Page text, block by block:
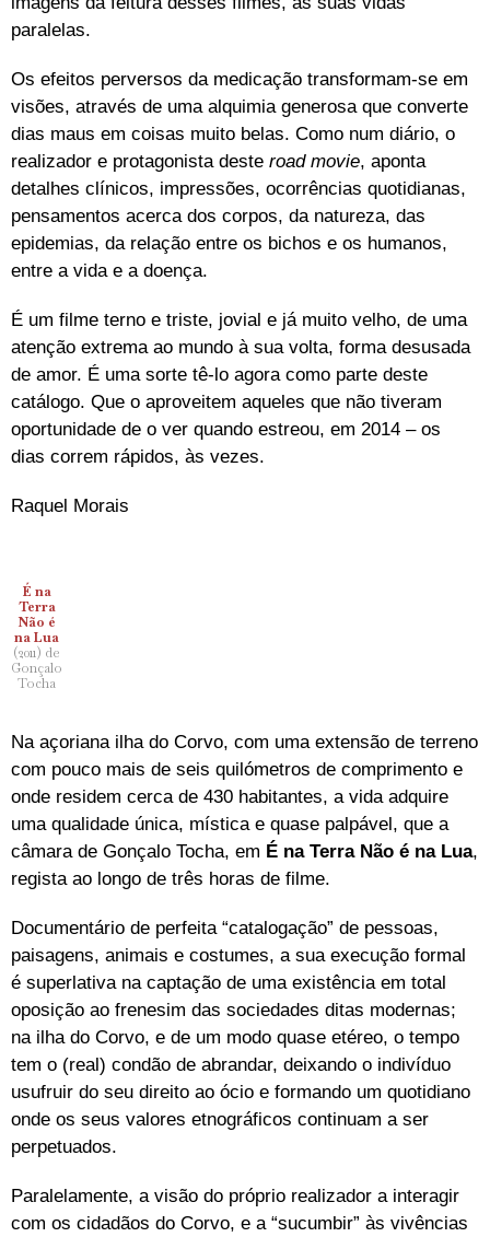
paralelas.
Os efeitos perversos da medicação transformam-se em
visões, através de uma alquimia generosa que converte
dias maus em coisas muito belas. Como num diário, o
realizador e protagonista deste road movie, aponta
detalhes clínicos, impressões, ocorrências quotidianas,
pensamentos acerca dos corpos, da natureza, das
epidemias, da relação entre os bichos e os humanos,
entre a vida e a doença.
É um filme terno e triste, jovial e já muito velho, de uma
atenção extrema ao mundo à sua volta, forma desusada
de amor. É uma sorte tê-lo agora como parte deste
catálogo. Que o aproveitem aqueles que não tiveram
oportunidade de o ver quando estreou, em 2014 – os
dias correm rápidos, às vezes.
Raquel Morais
É na
Terra
Não é
na Lua
(2011) de
Gonçalo
Tocha
Na açoriana ilha do Corvo, com uma extensão de terreno
com pouco mais de seis quilómetros de comprimento e
onde residem cerca de 430 habitantes, a vida adquire
uma qualidade única, mística e quase palpável, que a
câmara de Gonçalo Tocha, em É na Terra Não é na Lua,
regista ao longo de três horas de filme.
Documentário de perfeita “catalogação” de pessoas,
paisagens, animais e costumes, a sua execução formal
é superlativa na captação de uma existência em total
oposição ao frenesim das sociedades ditas modernas;
na ilha do Corvo, e de um modo quase etéreo, o tempo
tem o (real) condão de abrandar, deixando o indivíduo
usufruir do seu direito ao ócio e formando um quotidiano
onde os seus valores etnográficos continuam a ser
perpetuados.
Paralelamente, a visão do próprio realizador a interagir
com os cidadãos do Corvo, e a “sucumbir” às vivências